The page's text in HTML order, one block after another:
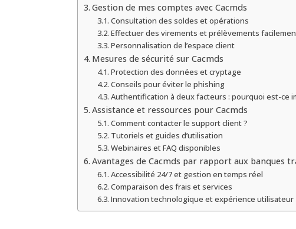
Gestion de mes comptes avec Cacmds
Consultation des soldes et opérations
Effectuer des virements et prélèvements
Personnalisation de l’espace client
Mesures de sécurité sur Cacmds
Protection des données et cryptage
Conseils pour éviter le phishing
Authentification à deux facteurs : pourquoi est-ce
Assistance et ressources pour Cacmds
Comment contacter le support client ?
Tutoriels et guides d’utilisation
Webinaires et FAQ disponibles
Avantages de Cacmds par rapport aux banques
Accessibilité 24/7 et gestion en temps réel
Comparaison des frais et services
Innovation technologique et expérience utilisateur